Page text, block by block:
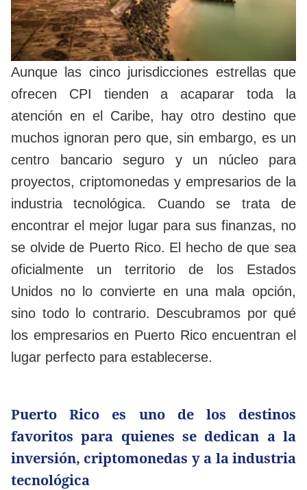
Aunque las cinco jurisdicciones estrellas que
ofrecen CPI tienden a acaparar toda la
atención en el Caribe, hay otro destino que
muchos ignoran pero que, sin embargo, es un
centro bancario seguro y un núcleo para
proyectos, criptomonedas y empresarios de la
industria tecnológica. Cuando se trata de
encontrar el mejor lugar para sus finanzas, no
se olvide de Puerto Rico. El hecho de que sea
oficialmente un territorio de los Estados
Unidos no lo convierte en una mala opción,
sino todo lo contrario. Descubramos por qué
los empresarios en Puerto Rico encuentran el
lugar perfecto para establecerse.
Puerto Rico es uno de los destinos
favoritos para quienes se dedican a la
inversión, criptomonedas y a la industria
tecnológica